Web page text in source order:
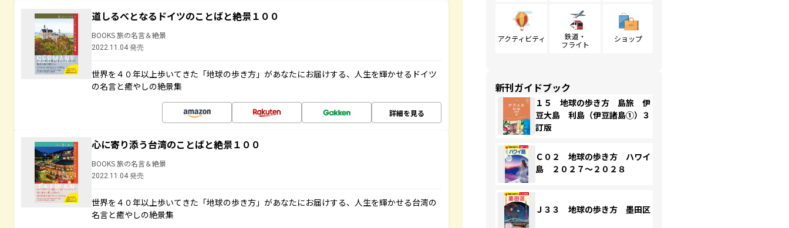
道しるべとなるドイツのことばと絶景１００
BOOKS 旅の名言＆絶景
2022.11.04 発売
世界を４０年以上歩いてきた「地球の歩き方」があなたにお届けする、人生を輝かせるドイツ
の名言と癒やしの絶景集
詳細を見る
心に寄り添う台湾のことばと絶景１００
BOOKS 旅の名言＆絶景
2022.11.04 発売
世界を４０年以上歩いてきた「地球の歩き方」があなたにお届けする、人生を輝かせる台湾の
名言と癒やしの絶景集
アクティビティ
鉄道・
フライト
ショップ
新刊ガイドブック
１５ 地球の歩き方 島旅 伊
豆大島 利島（伊豆諸島①）３
訂版
Ｃ０２ 地球の歩き方 ハワイ
島 ２０２７～２０２８
Ｊ３３ 地球の歩き方 墨田区